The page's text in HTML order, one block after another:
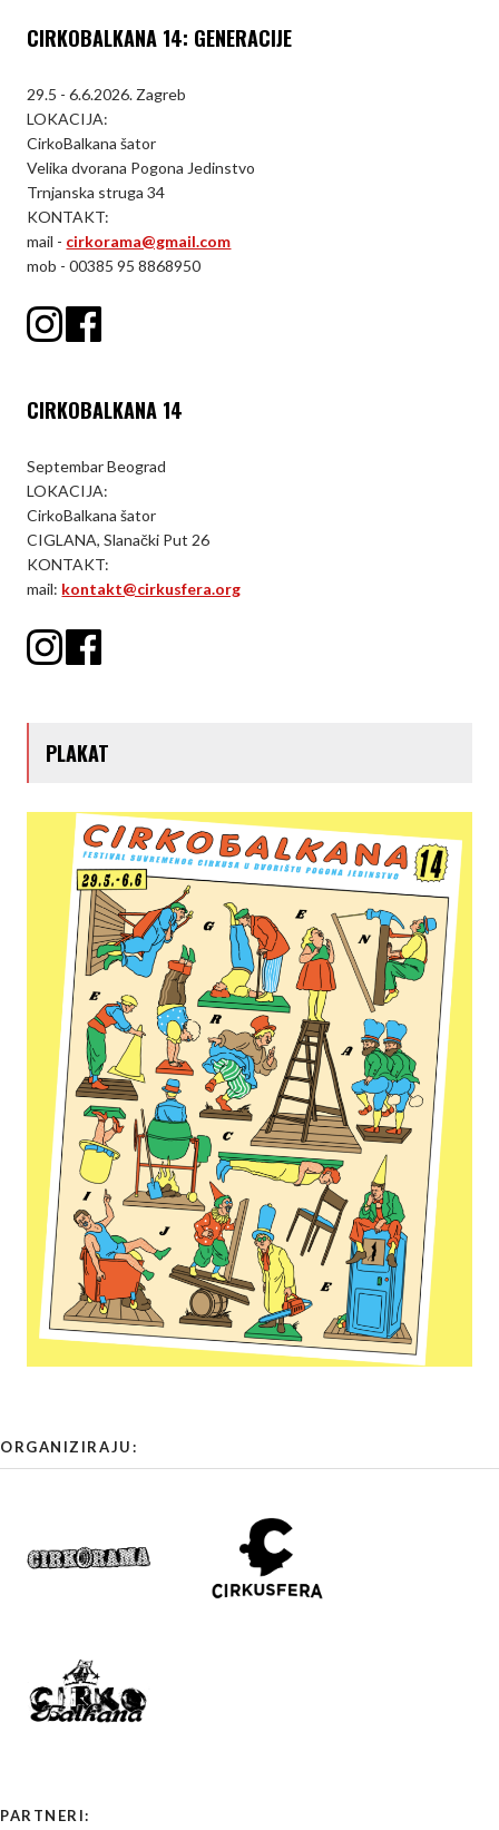
CIRKOBALKANA 14: GENERACIJE
29.5 - 6.6.2026. Zagreb
LOKACIJA:
CirkoBalkana šator
Velika dvorana Pogona Jedinstvo
Trnjanska struga 34
KONTAKT:
mail - cirkorama@gmail.com
mob - 00385 95 8868950
CIRKOBALKANA 14
Septembar Beograd
LOKACIJA:
CirkoBalkana šator
CIGLANA, Slanački Put 26
KONTAKT:
mail: kontakt@cirkusfera.org
PLAKAT
ORGANIZIRAJU:
PARTNERI: